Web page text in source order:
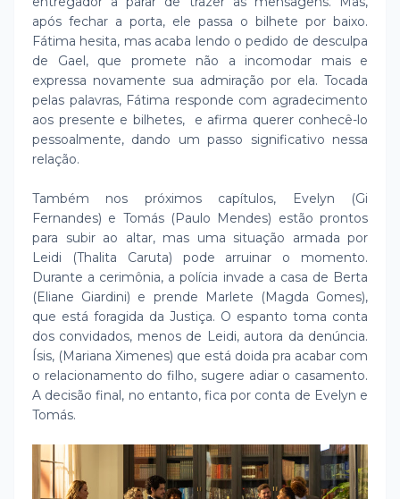
após fechar a porta, ele passa o bilhete por baixo.
Fátima hesita, mas acaba lendo o pedido de desculpa
de Gael, que promete não a incomodar mais e
expressa novamente sua admiração por ela. Tocada
pelas palavras, Fátima responde com agradecimento
aos presente e bilhetes, e afirma querer conhecê-lo
pessoalmente, dando um passo significativo nessa
relação.
Também nos próximos capítulos, Evelyn (Gi
Fernandes) e Tomás (Paulo Mendes) estão prontos
para subir ao altar, mas uma situação armada por
Leidi (Thalita Caruta) pode arruinar o momento.
Durante a cerimônia, a polícia invade a casa de Berta
(Eliane Giardini) e prende Marlete (Magda Gomes),
que está foragida da Justiça. O espanto toma conta
dos convidados, menos de Leidi, autora da denúncia.
Ísis, (Mariana Ximenes) que está doida pra acabar com
o relacionamento do filho, sugere adiar o casamento.
A decisão final, no entanto, fica por conta de Evelyn e
Tomás.